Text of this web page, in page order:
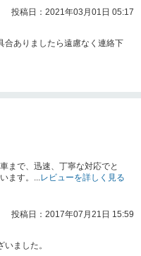
投稿日：2021年03月01日 05:17
合ありましたら遠慮なく連絡下
まで、迅速、丁寧な対応でと
ます。...レビューを詳しく見る
投稿日：2017年07月21日 15:59
ました。